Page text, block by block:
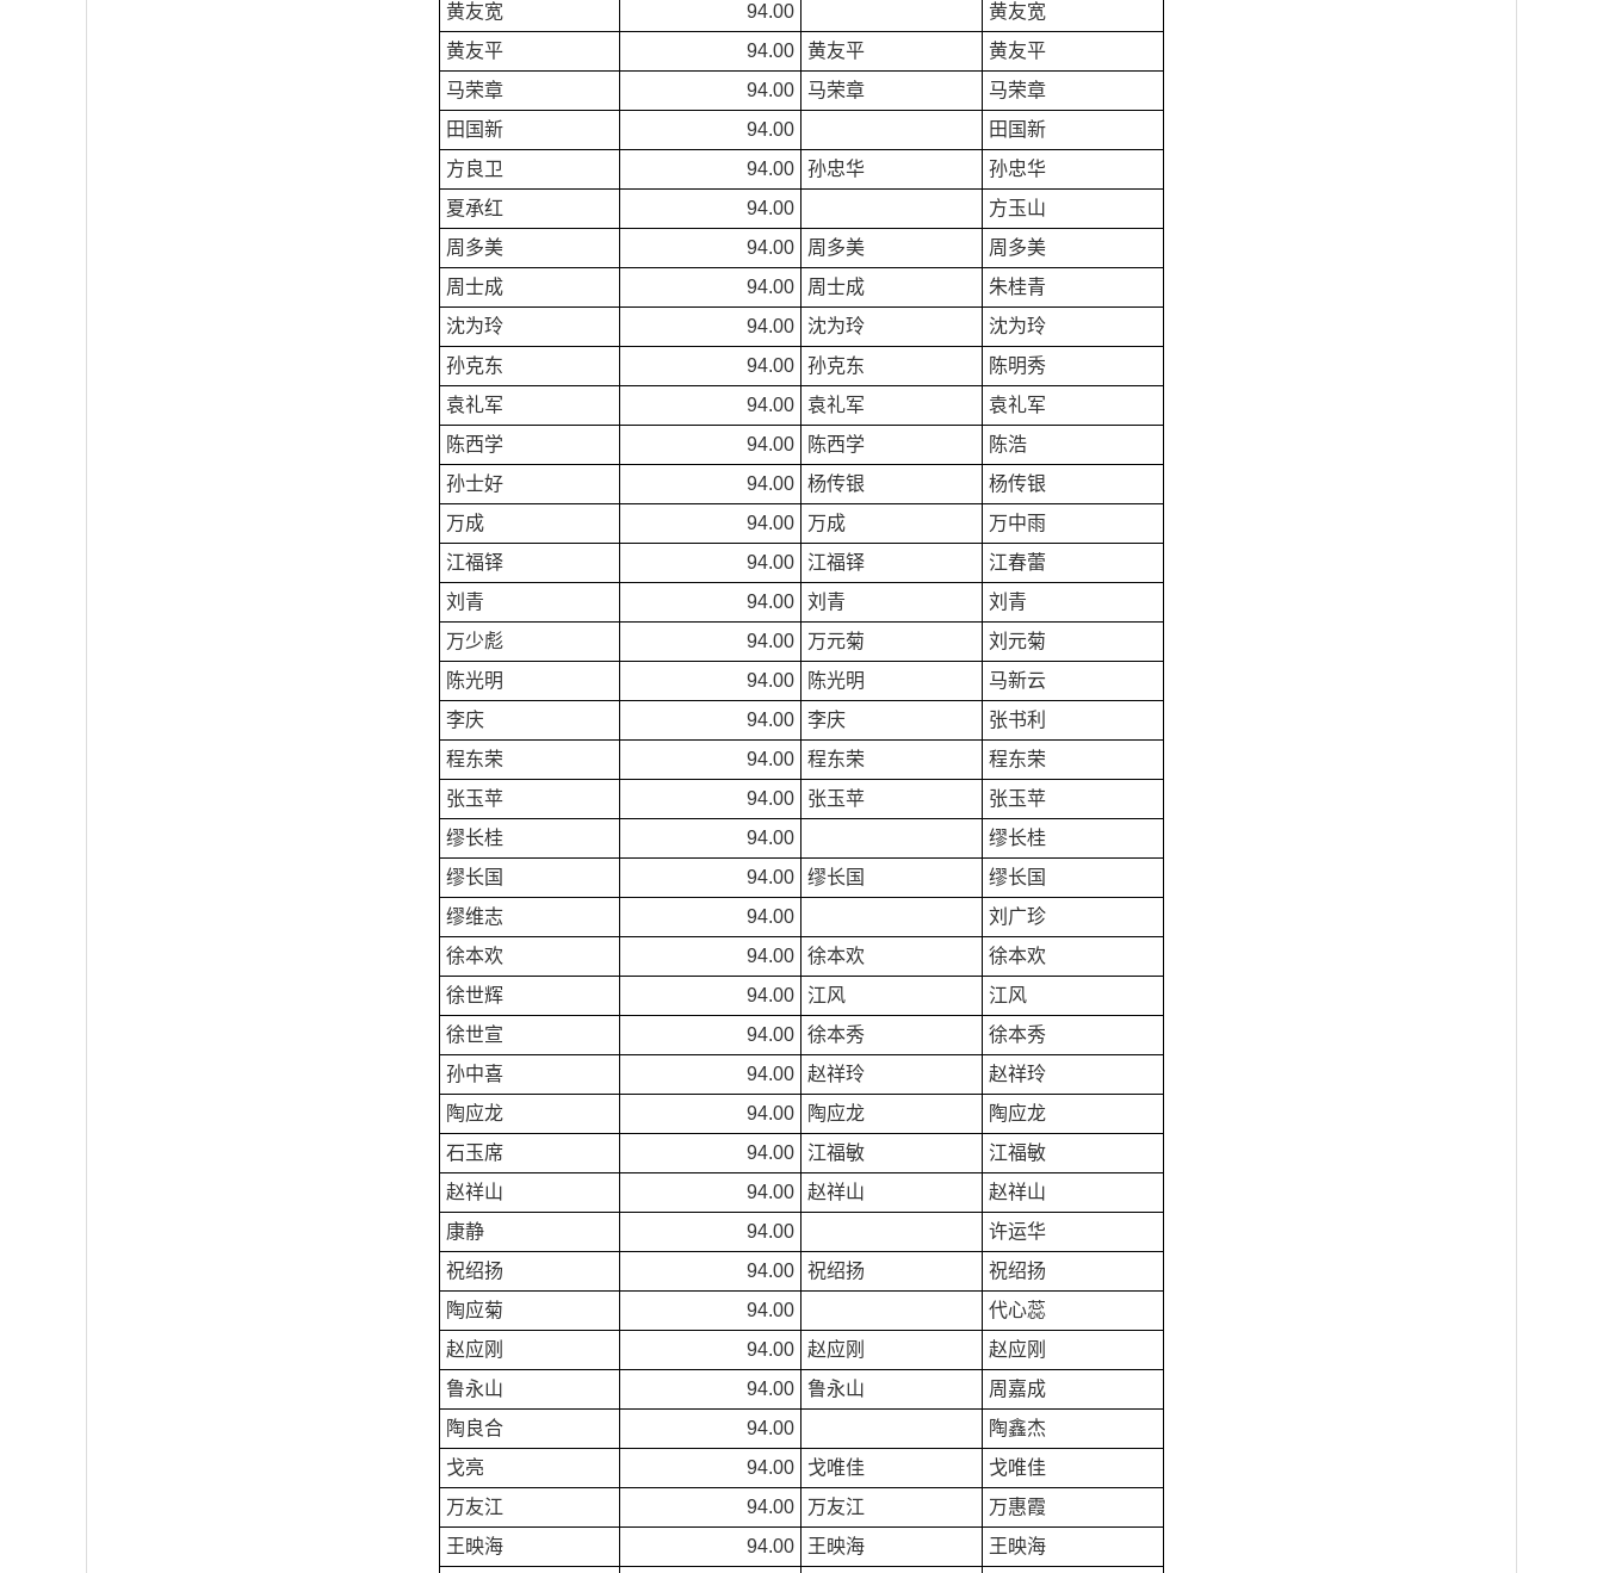
黄友宽
94.00
黄友宽
黄友平
94.00 黄友平
黄友平
马荣章
94.00 马荣章
马荣章
田国新
94.00
田国新
方良卫
94.00 孙忠华
孙忠华
夏承红
94.00
方玉山
周多美
94.00 周多美
周多美
周士成
94.00 周士成
朱桂青
沈为玲
94.00 沈为玲
沈为玲
孙克东
94.00 孙克东
陈明秀
袁礼军
94.00 袁礼军
袁礼军
陈西学
94.00 陈西学
陈浩
孙士好
94.00 杨传银
杨传银
万成
94.00 万成
万中雨
江福铎
94.00 江福铎
江春蕾
刘青
94.00 刘青
刘青
万少彪
94.00 万元菊
刘元菊
陈光明
94.00 陈光明
马新云
李庆
94.00 李庆
张书利
程东荣
94.00 程东荣
程东荣
张玉苹
94.00 张玉苹
张玉苹
缪长桂
94.00
缪长桂
缪长国
94.00 缪长国
缪长国
缪维志
94.00
刘广珍
徐本欢
94.00 徐本欢
徐本欢
徐世辉
94.00 江风
江风
徐世宣
94.00 徐本秀
徐本秀
孙中喜
94.00 赵祥玲
赵祥玲
陶应龙
94.00 陶应龙
陶应龙
石玉席
94.00 江福敏
江福敏
赵祥山
94.00 赵祥山
赵祥山
康静
94.00
许运华
祝绍扬
94.00 祝绍扬
祝绍扬
陶应菊
94.00
代心蕊
赵应刚
94.00 赵应刚
赵应刚
鲁永山
94.00 鲁永山
周嘉成
陶良合
94.00
陶鑫杰
戈亮
94.00 戈唯佳
戈唯佳
万友江
94.00 万友江
万惠霞
王映海
94.00 王映海 王映海